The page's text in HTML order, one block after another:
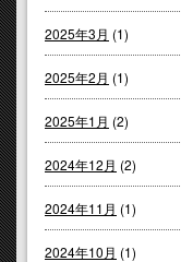
2025年3月 (1)
2025年2月 (1)
2025年1月 (2)
2024年12月 (2)
2024年11月 (1)
2024年10月 (1)